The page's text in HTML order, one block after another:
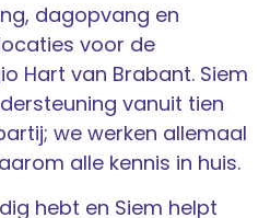
dagopvang en
voor de
Hart van Brabant. Siem
vanuit tien
we werken allemaal
alle kennis in huis.
hebt en Siem helpt